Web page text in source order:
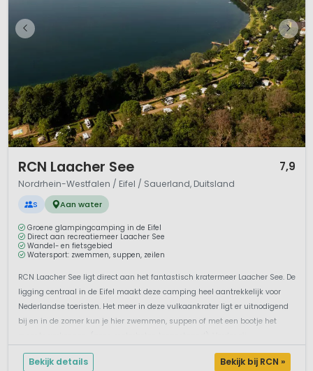
RCN Laacher See 7,9
Nordrhein-Westfalen / Eifel / Sauerland, Duitsland
S Aan water
Groene glampingcamping in de Eifel
Direct aan recreatiemeer Laacher See
Wandel- en fietsgebied
Watersport: zwemmen, suppen, zeilen
RCN Laacher See ligt direct aan het fantastisch kratermeer Laacher See. De
ligging centraal in de Eifel maakt deze camping heel aantrekkelijk voor
Nederlandse toeristen. Het meer in deze vulkaankrater ligt er uitnodigend
bij en in de zomer kun je hier zwemmen, suppen of met een bootje het
Bekijk details Bekijk bij RCN »